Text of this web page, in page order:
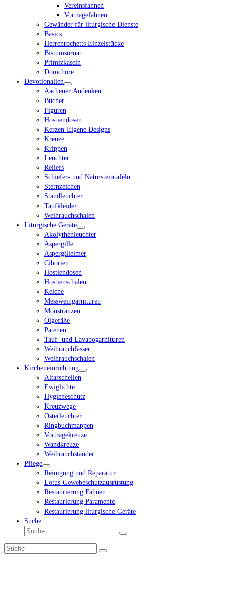
Vereinsfahnen
Vortragefahnen
Gewänder für liturgische Dienste
Basics
Herrenrochetts Einzelstücke
Bistumsornat
Primizkaseln
Domchöre
Devotionalien
Aachener Andenken
Bücher
Figuren
Hostiendosen
Kerzen-Eigene Designs
Kreuze
Krippen
Leuchter
Reliefs
Schiefer- und Natursteintafeln
Sternzeichen
Standleuchter
Taufkleider
Weihrauchschalen
Liturgische Geräte
Akolythenleuchter
Aspergille
Aspergilleimer
Ciborien
Hostiendosen
Hostienschalen
Kelche
Messweingarnituren
Monstranzen
Ölgefäße
Patenen
Tauf- und Lavabogarnituren
Weihrauchfässer
Weihrauchschalen
Kircheneinrichtung
Altarschellen
Ewiglichte
Hygieneschutz
Kreuzwege
Osterleuchter
Ringbuchmappen
Vortragekreuze
Wandkreuze
Weihrauchständer
Pflege
Reinigung und Reparatur
Lotus-Gewebeschutzausrüstung
Restaurierung Fahnen
Restaurierung Paramente
Restaurierung liturgische Geräte
Suche
Suche
Senden
Suche
Senden